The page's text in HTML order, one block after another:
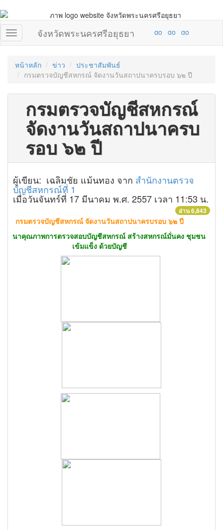
จังหวัดพระนครศรีอยุธยา
หน้าหลัก ข่าว
ประชาสัมพันธ์
กรมตรวจบัญชีสหกรณ์ จัดงานวันสถาปนาครบรอบ ๖๒ ปี
กรมตรวจบัญชีสหกรณ์
จัดงานวันสถาปนาครบ
รอบ ๖๒ ปี
ผู้เขียน: เฉลิมชัย แม้นทอง จาก สำนักงานตรวจ
บัญชีสหกรณ์ที่ 1
เมื่อวันจันทร์ที่ 17 มีนาคม พ.ศ. 2557 เวลา 11:53 น.
อ่าน 6,843
กรมตรวจบัญชีสหกรณ์ จัดงานวันสถาปนาครบรอบ ๖๒ ปี
พัฒนาคุณภาพการตรวจสอบบัญชีสหกรณ์ สร้างสหกรณ์มั่นคง ชุมชน
เข้มแข็ง ด้วยบัญชี